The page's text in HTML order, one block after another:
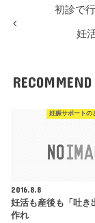
初診で
妊
RECOMMEND
妊娠サポートの
2016.8.8
妊活も産後も「吐き
作れ